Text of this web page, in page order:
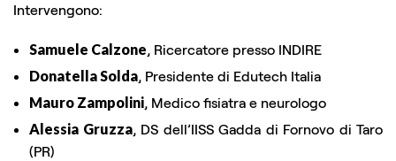
Intervengono:
Samuele Calzone, Ricercatore presso INDIRE
Donatella Solda, Presidente di Edutech Italia
Mauro Zampolini, Medico fisiatra e neurologo
Alessia Gruzza, DS dell’IISS Gadda di Fornovo di Taro
(PR)